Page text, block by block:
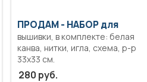
ПРОДАМ - НАБОР для
вышивки, в комплекте: белая
канва, нитки, игла, схема, р-р
33х33 см.
280 руб.